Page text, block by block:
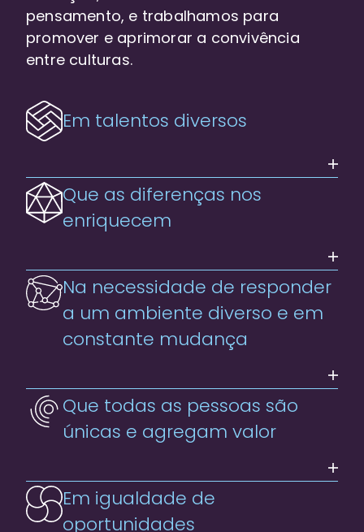
pensamento, e trabalhamos para
promover e aprimorar a convivência
entre culturas.
Em talentos diversos
Que as diferenças nos
enriquecem
Na necessidade de responder
a um ambiente diverso e em
constante mudança
Que todas as pessoas são
únicas e agregam valor
Em igualdade de
oportunidades